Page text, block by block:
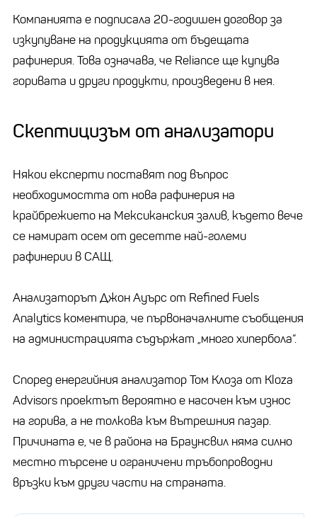
Компанията е подписала 20-годишен договор за
изкупуване на продукцията от бъдещата
рафинерия. Това означава, че Reliance ще купува
горивата и други продукти, произведени в нея.
Скептицизъм от анализатори
Някои експерти поставят под въпрос
необходимостта от нова рафинерия на
крайбрежието на Мексиканския залив, където вече
се намират осем от десетте най-големи
рафинерии в САЩ.
Анализаторът Джон Ауърс от Refined Fuels
Analytics коментира, че първоначалните съобщения
на администрацията съдържат „много хипербола“.
Според енергийния анализатор Том Клоза от Kloza
Advisors проектът вероятно е насочен към износ
на горива, а не толкова към вътрешния пазар.
Причината е, че в района на Браунсвил няма силно
местно търсене и ограничени тръбопроводни
връзки към други части на страната.